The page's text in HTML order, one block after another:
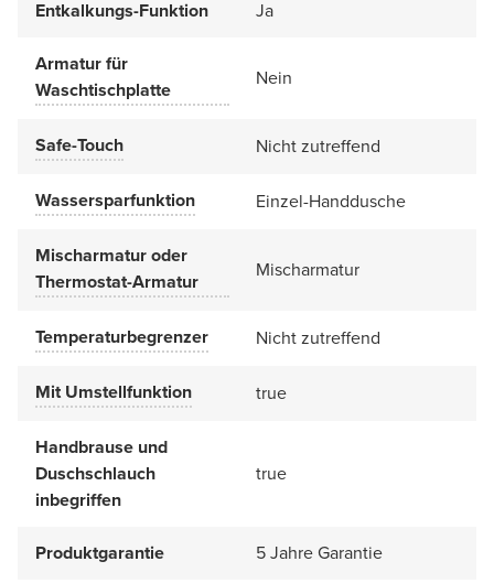
Entkalkungs-Funktion Ja
Armatur für
Waschtischplatte
Nein
Safe-Touch Nicht zutreffend
Wassersparfunktion Einzel-Handdusche
Mischarmatur oder
Thermostat-Armatur
Mischarmatur
Temperaturbegrenzer Nicht zutreffend
Mit Umstellfunktion true
Handbrause und
Duschschlauch
inbegriffen
true
Produktgarantie 5 Jahre Garantie